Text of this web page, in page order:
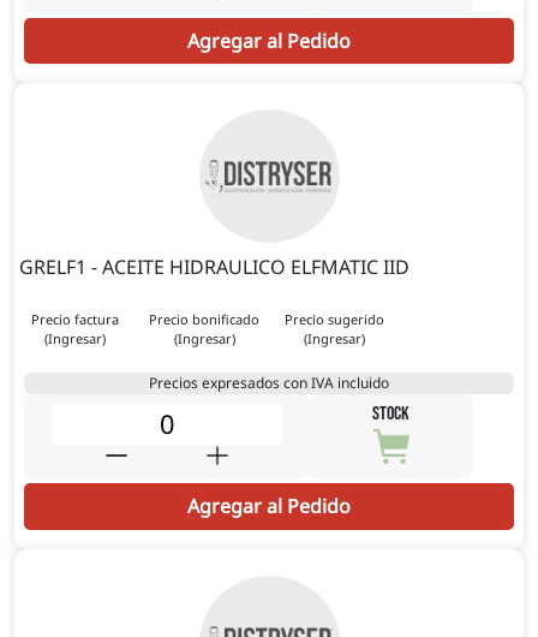
Agregar al Pedido
GRELF1 - ACEITE HIDRAULICO ELFMATIC IID
Precio factura
(Ingresar)
Precio bonificado
(Ingresar)
Precio sugerido
(Ingresar)
Precios expresados con IVA incluido
STOCK
Agregar al Pedido